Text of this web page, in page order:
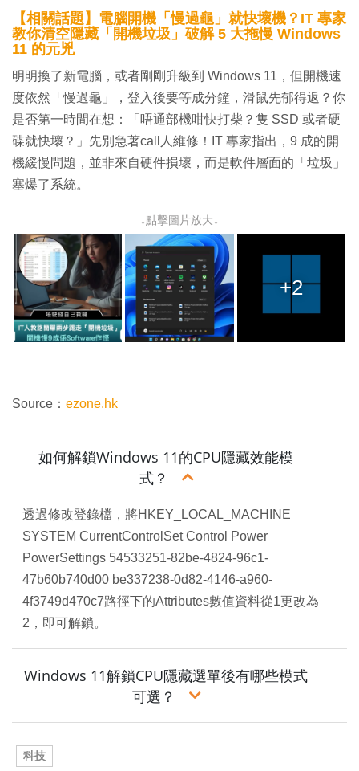
【相關話題】電腦開機「慢過龜」就快壞機？IT 專家
教你清空隱藏「開機垃圾」破解 5 大拖慢 Windows
11 的元兇
明明換了新電腦，或者剛剛升級到 Windows 11，但開機速
度依然「慢過龜」，登入後要等成分鐘，滑鼠先郁得返？你
是否第一時間在想：「唔通部機咁快打柴？隻 SSD 或者硬
碟就快壞？」先別急著call人維修！IT 專家指出，9 成的開
機緩慢問題，並非來自硬件損壞，而是軟件層面的「垃圾」
塞爆了系統。
↓點擊圖片放大↓
+2
Source： ezone.hk
如何解鎖Windows 11的CPU隱藏效能模
式？
透過修改登錄檔，將HKEY_LOCAL_MACHINE
SYSTEM CurrentControlSet Control Power
PowerSettings 54533251-82be-4824-96c1-
47b60b740d00 be337238-0d82-4146-a960-
4f3749d470c7路徑下的Attributes數值資料從1更改為
2，即可解鎖。
Windows 11解鎖CPU隱藏選單後有哪些模式
可選？
科技